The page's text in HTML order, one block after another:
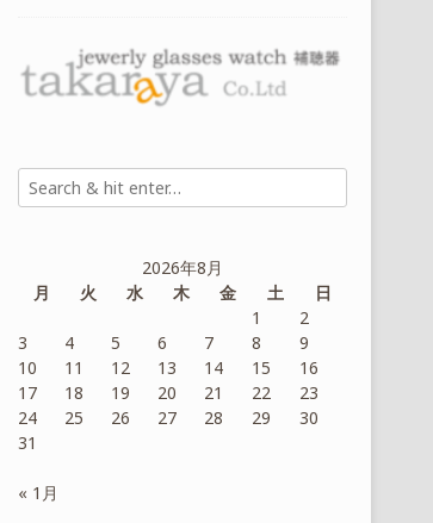
2026年8月
月
火 水 木 金 土
日
1
2
3
4 5 6 7 8
9
10
11 12 13 14 15
16
17
18 19 20 21 22
23
24
25 26 27 28 29
30
31
« 1月